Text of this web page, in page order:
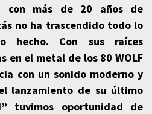
con más de 20 años de
no ha trascendido todo lo
hecho. Con sus raíces
en el metal de los 80 WOLF
con un sonido moderno y
lanzamiento de su último
tuvimos oportunidad de